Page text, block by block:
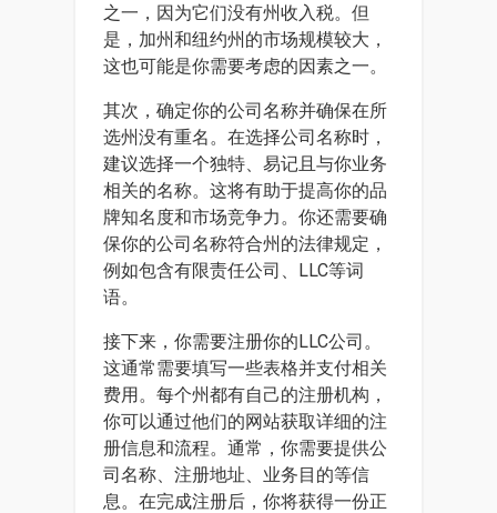
之一，因为它们没有州收入税。但
是，加州和纽约州的市场规模较大，
这也可能是你需要考虑的因素之一。
其次，确定你的公司名称并确保在所
选州没有重名。在选择公司名称时，
建议选择一个独特、易记且与你业务
相关的名称。这将有助于提高你的品
牌知名度和市场竞争力。你还需要确
保你的公司名称符合州的法律规定，
例如包含有限责任公司、LLC等词
语。
接下来，你需要注册你的LLC公司。
这通常需要填写一些表格并支付相关
费用。每个州都有自己的注册机构，
你可以通过他们的网站获取详细的注
册信息和流程。通常，你需要提供公
司名称、注册地址、业务目的等信
息。在完成注册后，你将获得一份正